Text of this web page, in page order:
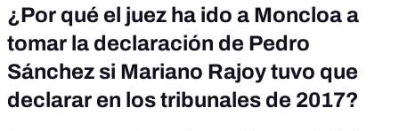
¿Por qué el juez ha ido a Moncloa a
tomar la declaración de Pedro
Sánchez si Mariano Rajoy tuvo que
declarar en los tribunales de 2017?